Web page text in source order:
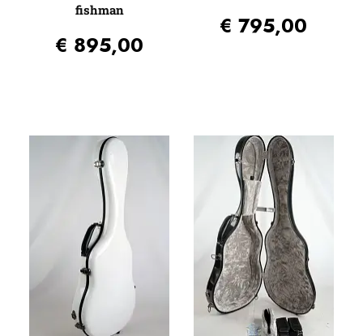
fishman
€ 895,00
€ 795,00